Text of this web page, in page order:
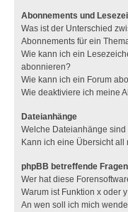
Abonnements und
Was ist der Unterschied
Abonnements für ein
Wie kann ich ein
abonnieren?
Wie kann ich ein Forum
Wie deaktiviere ich meine
Dateianhänge
Welche Dateianhänge
Kann ich eine Übersicht
phpBB betreffende Fragen
Wer hat diese
Warum ist Funktion x oder
An wen soll ich mich